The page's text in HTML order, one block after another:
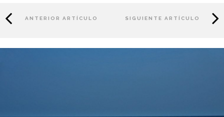
ANTERIOR ARTÍCULO SIGUIENTE ARTÍCULO